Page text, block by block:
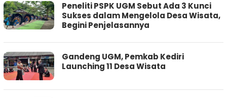
Peneliti PSPK UGM Sebut Ada 3 Kunci
Sukses dalam Mengelola Desa Wisata,
Begini Penjelasannya
Gandeng UGM, Pemkab Kediri
Launching 11 Desa Wisata